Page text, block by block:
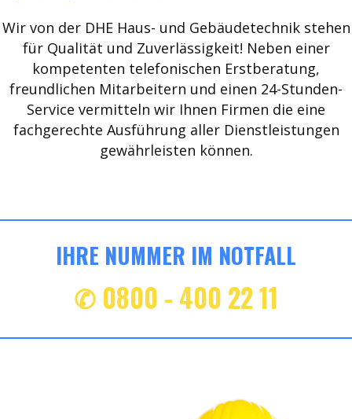
Wir von der DHE Haus- und Gebäudetechnik stehen
für Qualität und Zuverlässigkeit! Neben einer
kompetenten telefonischen Erstberatung,
freundlichen Mitarbeitern und einen 24-Stunden-
Service vermitteln wir Ihnen Firmen die eine
fachgerechte Ausführung aller Dienstleistungen
gewährleisten können.
IHRE NUMMER IM NOTFALL
✆ 0800 - 400 22 11